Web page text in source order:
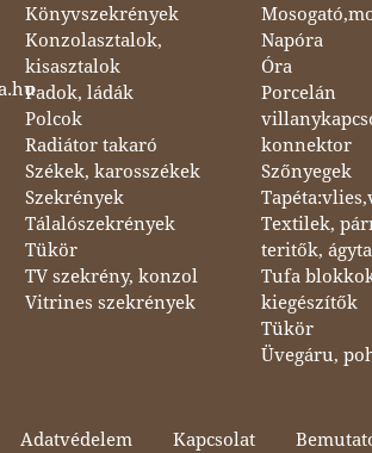
Könyvszekrények
Konzolasztalok,
kisasztalok
Padok, ládák
Polcok
Radiátor takaró
Székek, karosszékek
Szekrények
Tálalószekrények
Tükör
TV szekrény, konzol
Vitrines szekrények
Napóra
Óra
Porcelán
konnektor
Szőnyegek
Textilek,
teritők,
Tufa
kiegészítők
Tükör
Üvegáru,
Adatvédelem Kapcsolat